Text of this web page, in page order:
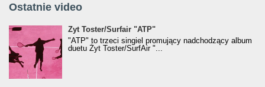
Ostatnie video
Żyt Toster/SurfAir - ATP VIDEO
Żyt Toster/Surfair "ATP"
"ATP" to trzeci singiel promujący nadchodzący album
duetu Żyt Toster/SurfAir "...